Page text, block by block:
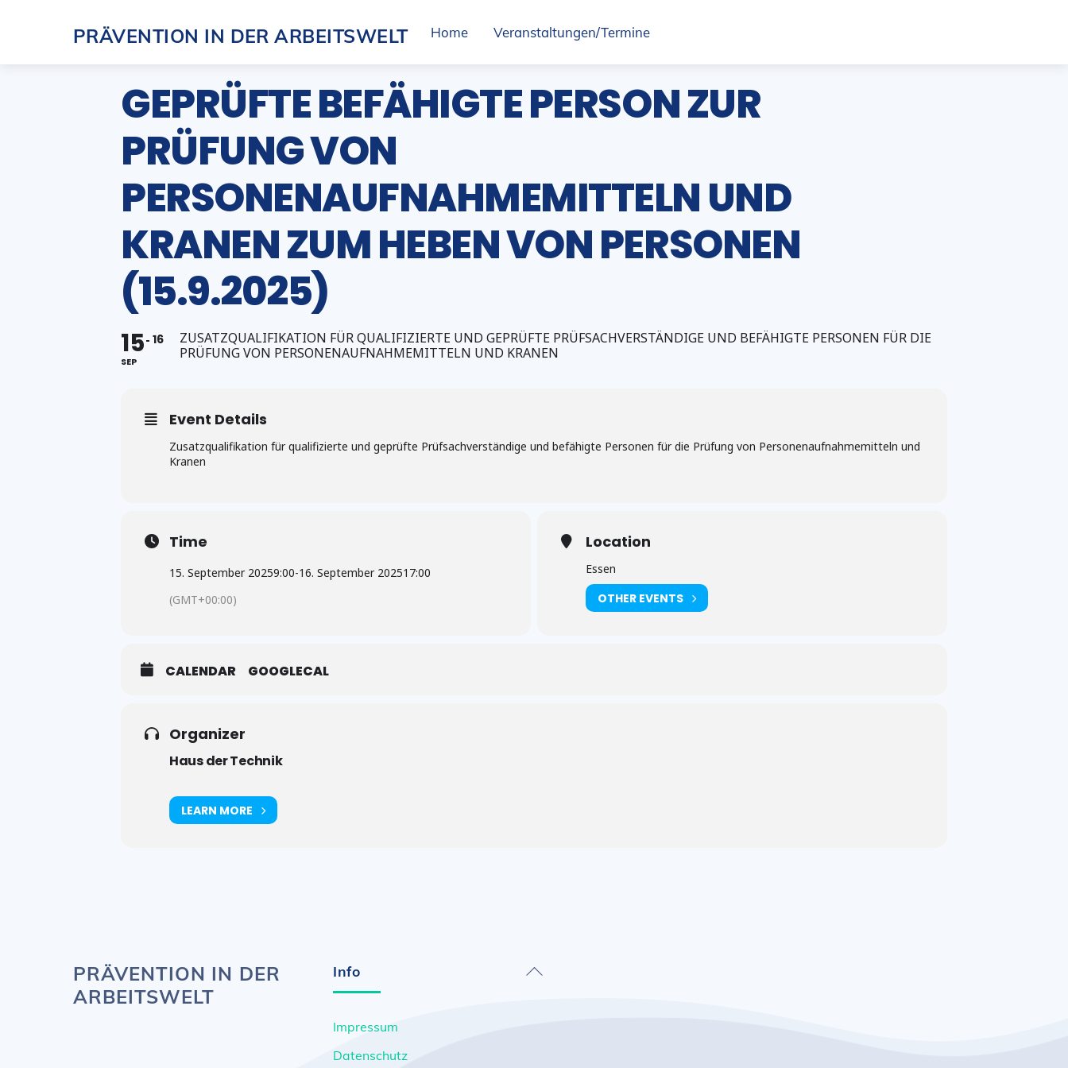
PRÄVENTION IN DER ARBEITSWELT Home Veranstaltungen/Termine
GEPRÜFTE BEFÄHIGTE PERSON ZUR
PRÜFUNG VON
PERSONENAUFNAHMEMITTELN UND
KRANEN ZUM HEBEN VON PERSONEN
(15.9.2025)
15
SEP
16
ZUSATZQUALIFIKATION FÜR QUALIFIZIERTE UND GEPRÜFTE PRÜFSACHVERSTÄNDIGE UND BEFÄHIGTE PERSONEN FÜR DIE
PRÜFUNG VON PERSONENAUFNAHMEMITTELN UND KRANEN
Event Details
Zusatzqualifikation für qualifizierte und geprüfte Prüfsachverständige und befähigte Personen für die Prüfung von Personenaufnahmemitteln und
Kranen
Time
15. September 20259:00-16. September 202517:00
(GMT+00:00)
Location
Essen
OTHER EVENTS
CALENDAR GOOGLECAL
Organizer
Haus der Technik
LEARN MORE
Back
PRÄVENTION IN DER
ARBEITSWELT
Info
Impressum
Datenschutz